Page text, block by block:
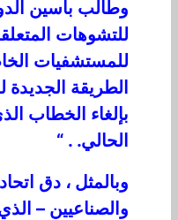
وطالب باسين
للتشوهات
للمستشفيات
بإلغاء الخطاب
الحالي. . “
وبالمثل ، دق
والصناعيين –